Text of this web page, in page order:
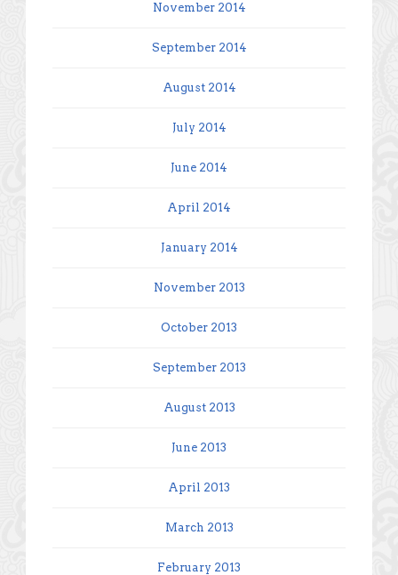
November 2014
September 2014
August 2014
July 2014
June 2014
April 2014
January 2014
November 2013
October 2013
September 2013
August 2013
June 2013
April 2013
March 2013
February 2013